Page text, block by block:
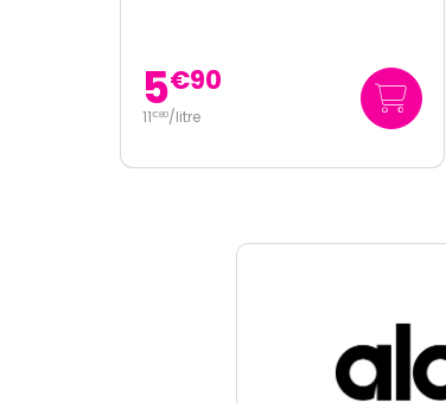
4€50
9€00/litre